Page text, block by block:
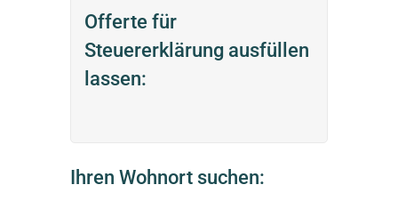
Offerte für
Steuererklärung ausfüllen
lassen:
Ihren Wohnort suchen: